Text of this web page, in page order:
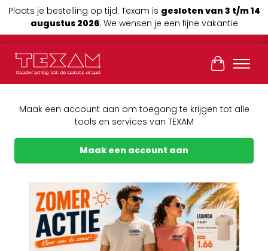
Plaats je bestelling op tijd. Texam is gesloten van 3 t/m 14
augustus 2026. We wensen je een fijne vakantie
Maak een account aan om toegang te krijgen tot alle
tools en services van TEXAM
Maak een account aan